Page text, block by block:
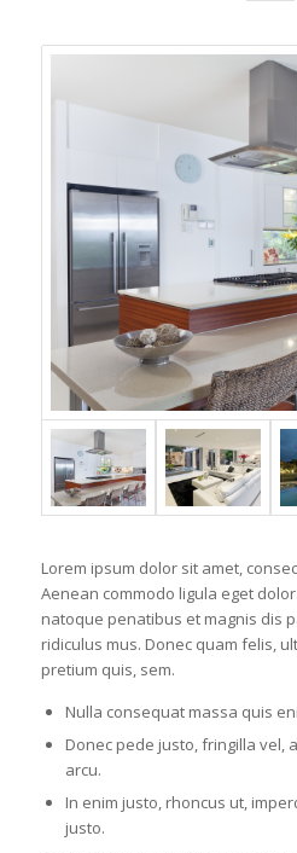
Lorem ipsum dolor sit amet,
Aenean commodo ligula eget
natoque penatibus et magnis dis
ridiculus mus. Donec quam felis,
pretium quis, sem.
Nulla consequat massa quis
Donec pede justo, fringilla vel,
arcu.
In enim justo, rhoncus ut,
justo.